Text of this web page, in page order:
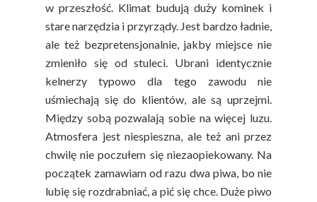
w przeszłość. Klimat budują duży kominek i
stare narzędzia i przyrządy. Jest bardzo ładnie,
ale też bezpretensjonalnie, jakby miejsce nie
zmieniło się od stuleci. Ubrani identycznie
kelnerzy typowo dla tego zawodu nie
uśmiechają się do klientów, ale są uprzejmi.
Między sobą pozwalają sobie na więcej luzu.
Atmosfera jest niespieszna, ale też ani przez
chwilę nie poczułem się niezaopiekowany. Na
początek zamawiam od razu dwa piwa, bo nie
lubię się rozdrabniać, a pić się chce. Duże piwo